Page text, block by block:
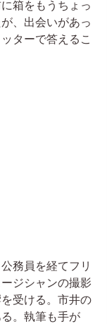
箱をもうちょっ
、出会いがあっ
ターで答えるこ
務員を経てフリ
ジシャンの撮影
受ける。市井の
。執筆も手が